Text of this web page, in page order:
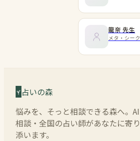
龍奈 先生
メタ・シー
占いの森
悩みを、そっと相談できる森へ。AI
相談・全国の占い師があなたに寄り
添います。